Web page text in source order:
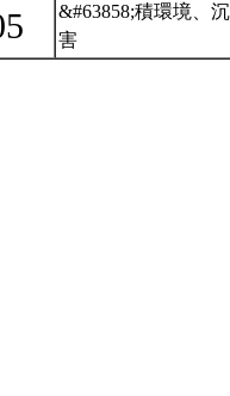
&#63858;積環境、
害